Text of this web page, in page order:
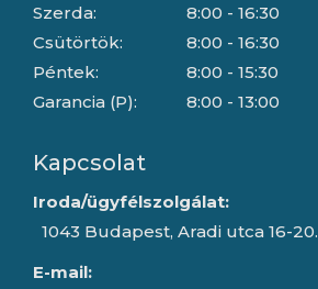
Szerda:
Csütörtök:
Péntek:
Garancia (P):
8:00 - 16:30
8:00 - 16:30
8:00 - 15:30
8:00 - 13:00
Kapcsolat
Iroda/ügyfélszolgálat:
1043 Budapest, Aradi utca 16-20.
E-mail: